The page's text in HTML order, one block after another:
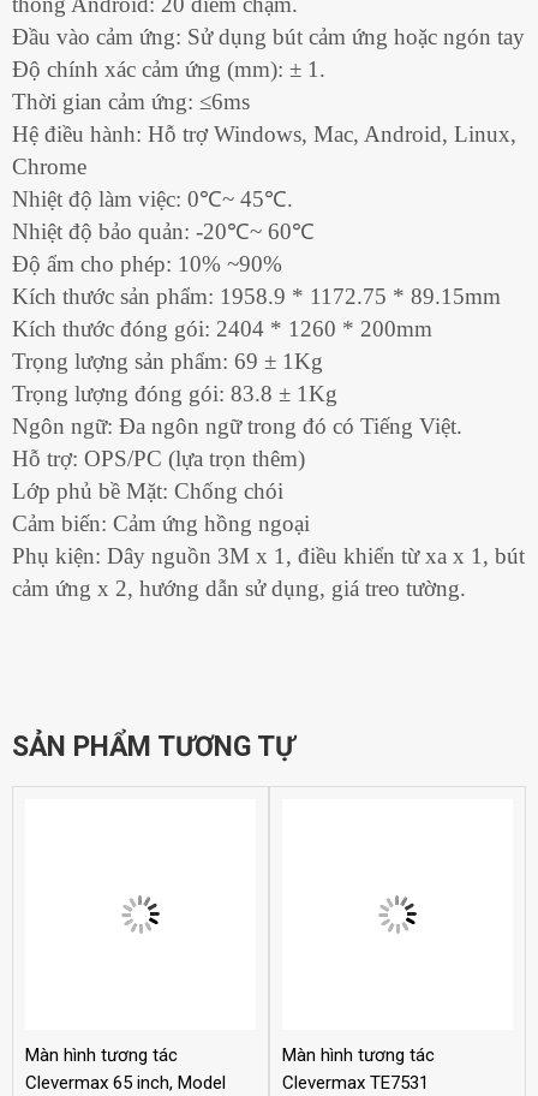
Đầu vào cảm ứng: Sử dụng bút cảm ứng hoặc ngón tay
Độ chính xác cảm ứng (mm): ± 1.
Thời gian cảm ứng: ≤6ms
Hệ điều hành: Hỗ trợ Windows, Mac, Android, Linux,
Chrome
Nhiệt độ làm việc: 0℃~ 45℃.
Nhiệt độ bảo quản: -20℃~ 60℃
Độ ẩm cho phép: 10% ~90%
Kích thước sản phẩm: 1958.9 * 1172.75 * 89.15mm
Kích thước đóng gói: 2404 * 1260 * 200mm
Trọng lượng sản phẩm: 69 ± 1Kg
Trọng lượng đóng gói: 83.8 ± 1Kg
Ngôn ngữ: Đa ngôn ngữ trong đó có Tiếng Việt.
Hỗ trợ: OPS/PC (lựa trọn thêm)
Lớp phủ bề Mặt: Chống chói
Cảm biến: Cảm ứng hồng ngoại
Phụ kiện: Dây nguồn 3M x 1, điều khiển từ xa x 1, bút
cảm ứng x 2, hướng dẫn sử dụng, giá treo tường.
SẢN PHẨM TƯƠNG TỰ
Màn hình tương tác
Clevermax 65 inch, Model
Màn hình tương tác
Clevermax TE7531